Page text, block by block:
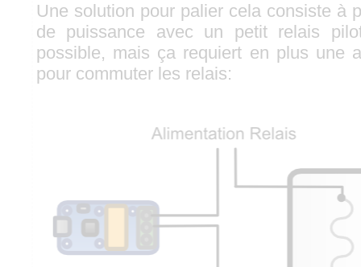
Une solution pour palier cela consiste à
de puissance avec un petit relais
possible, mais ça requiert en plus une
pour commuter les relais: